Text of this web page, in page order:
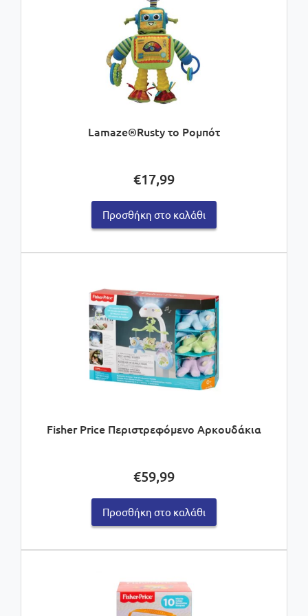
Lamaze®Rusty το Ρομπότ
€17,99
Προσθήκη στο καλάθι
Fisher Price Περιστρεφόμενο Αρκουδάκια
€59,99
Προσθήκη στο καλάθι